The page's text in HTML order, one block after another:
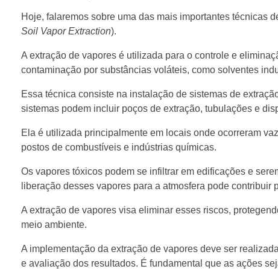
Hoje, falaremos sobre uma das mais importantes técnicas
Soil Vapor Extraction).
A extração de vapores é utilizada para o controle e
contaminação por substâncias voláteis, como solventes
Essa técnica consiste na instalação de sistemas de
sistemas podem incluir poços de extração, tubulações e
Ela é utilizada principalmente em locais onde ocorreram
postos de combustíveis e indústrias químicas.
Os vapores tóxicos podem se infiltrar em edificações e
liberação desses vapores para a atmosfera pode contribuir
A extração de vapores visa eliminar esses riscos,
meio ambiente.
A implementação da extração de vapores deve ser
e avaliação dos resultados. É fundamental que as ações